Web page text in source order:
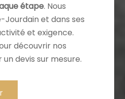
étape. Nous
Jourdain et dans ses
et exigence.
découvrir nos
devis sur mesure.